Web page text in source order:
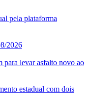
pela plataforma
2026
para levar asfalto novo ao
estadual com dois